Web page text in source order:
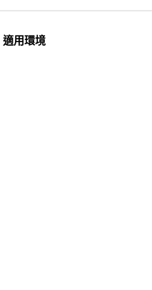
適用環境